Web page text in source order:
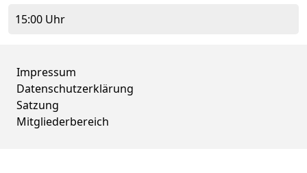
15:00 Uhr
Impressum
Datenschutzerklärung
Satzung
Mitgliederbereich